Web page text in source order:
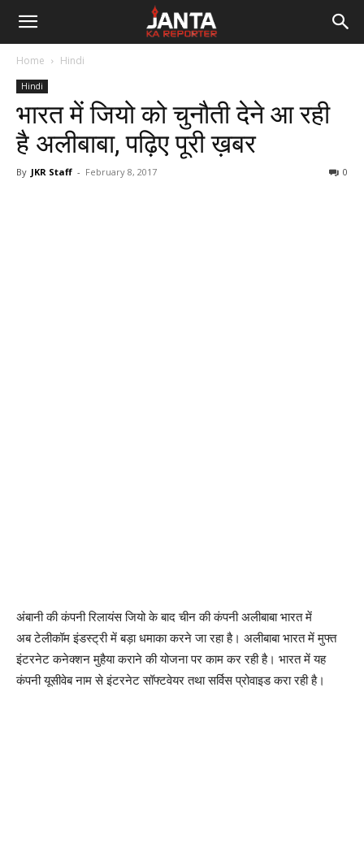
Janta
Reporter
Home Hindi
Hindi
भारत में जियो को चुनौती देने आ रही
है अलीबाबा, पढ़िए पूरी ख़बर
By JKR Staff - February 8, 2017 0
अंबानी की कंपनी रिलायंस जियो के बाद चीन की कंपनी अलीबाबा भारत में
अब टेलीकॉम इंडस्ट्री में बड़ा धमाका करने जा रहा है। अलीबाबा भारत में मुफ्त
इंटरनेट कनेक्‍शन मुहैया कराने की योजना पर काम कर रही है। भारत में यह
कंपनी यूसीवेब नाम से इंटरनेट सॉफ्टवेयर तथा सर्विस प्रोवाइड करा रही है।